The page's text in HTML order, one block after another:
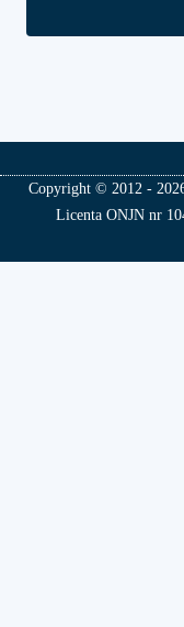
Copyright © 2012 -
Licenta ONJN nr